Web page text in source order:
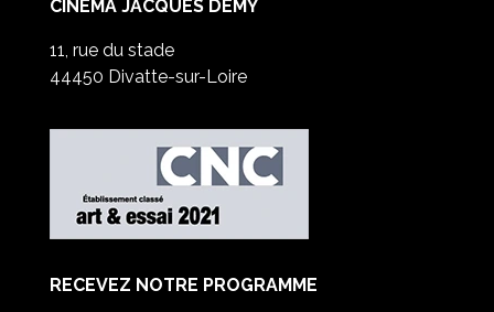
CINÉMA JACQUES DEMY
11, rue du stade
44450 Divatte-sur-Loire
RECEVEZ NOTRE PROGRAMME